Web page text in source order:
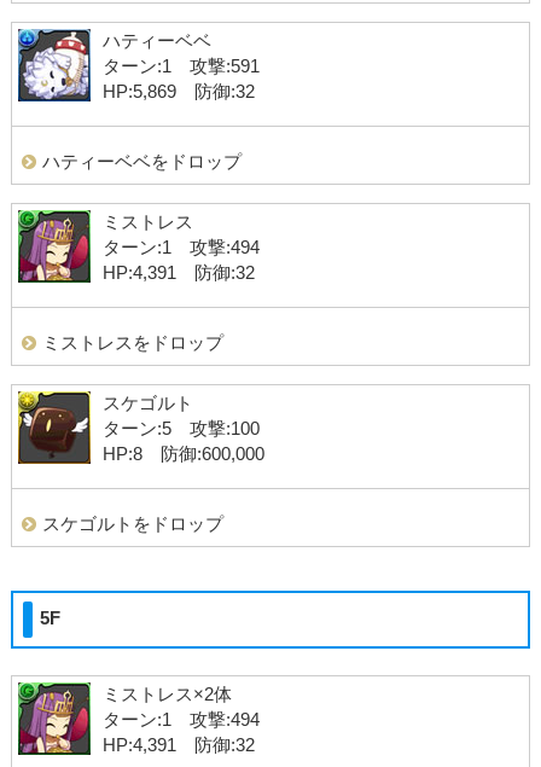
ハティーベベ
ターン:1 攻撃:591
HP:5,869 防御:32
ハティーベベをドロップ
ミストレス
ターン:1 攻撃:494
HP:4,391 防御:32
ミストレスをドロップ
スケゴルト
ターン:5 攻撃:100
HP:8 防御:600,000
スケゴルトをドロップ
5F
ミストレス×2体
ターン:1 攻撃:494
HP:4,391 防御:32